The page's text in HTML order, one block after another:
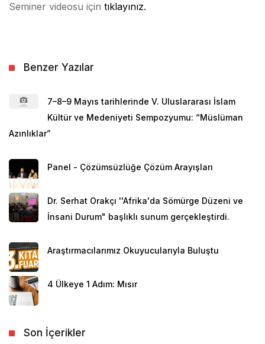
Seminer videosu için tıklayınız.
Benzer Yazılar
7–8–9 Mayıs tarihlerinde V. Uluslararası İslam
Kültür ve Medeniyeti Sempozyumu: “Müslüman
Azınlıklar”
Panel - Çözümsüzlüğe Çözüm Arayışları
Dr. Serhat Orakçı ''Afrika'da Sömürge Düzeni ve
İnsani Durum" başlıklı sunum gerçekleştirdi.
Araştırmacılarımız Okuyucularıyla Buluştu
4 Ülkeye 1 Adım: Mısır
Son İçerikler